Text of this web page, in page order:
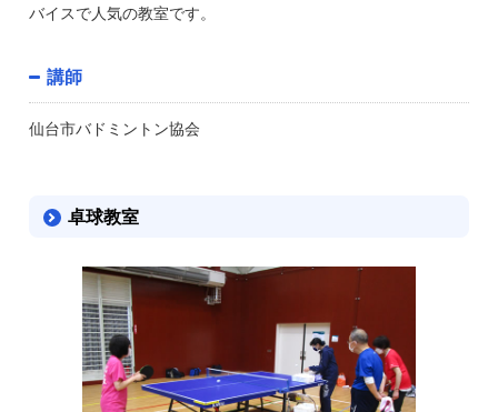
バイスで人気の教室です。
講師
仙台市バドミントン協会
卓球教室